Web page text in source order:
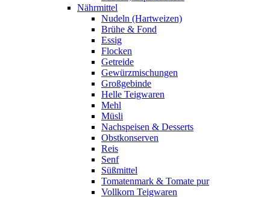
Nährmittel
Nudeln (Hartweizen)
Brühe & Fond
Essig
Flocken
Getreide
Gewürzmischungen
Großgebinde
Helle Teigwaren
Mehl
Müsli
Nachspeisen & Desserts
Obstkonserven
Reis
Senf
Süßmittel
Tomatenmark & Tomate pur
Vollkorn Teigwaren